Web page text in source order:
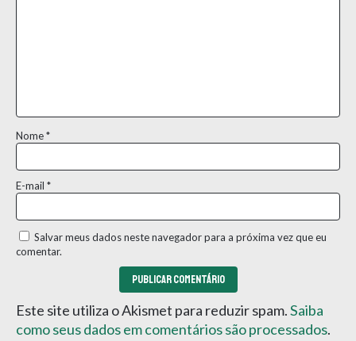
Nome*
E-mail *
Salvar meus dados neste navegador para a próxima vez que eu
comentar.
Este site utiliza o Akismet para reduzir spam.Saiba
como seus dados em comentários são processados.